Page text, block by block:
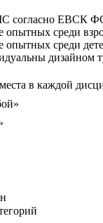
согласно ЕВСК
опытных среди
опытных среди
дизайном
в каждой